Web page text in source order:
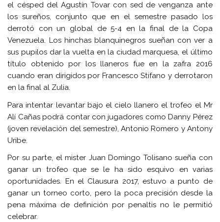
el césped del Agustín Tovar con sed de venganza ante
los sureños, conjunto que en el semestre pasado los
derrotó con un global de 5-4 en la final de la Copa
Venezuela. Los hinchas blanquinegros sueñan con ver a
sus pupilos dar la vuelta en la ciudad marquesa, el último
título obtenido por los llaneros fue en la zafra 2016
cuando eran dirigidos por Francesco Stifano y derrotaron
en la final al Zulia.
Para intentar levantar bajo el cielo llanero el trofeo el Mr
Alí Cañas podrá contar con jugadores como Danny Pérez
(joven revelación del semestre), Antonio Romero y Antony
Uribe.
Por su parte, el mister Juan Domingo Tolisano sueña con
ganar un trofeo que se le ha sido esquivo en varias
oportunidades. En el Clausura 2017, estuvo a punto de
ganar un torneo corto, pero la poca precisión desde la
pena máxima de definición por penaltis no le permitió
celebrar.